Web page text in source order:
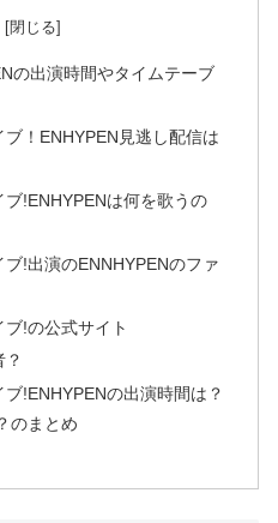
の出演時間やタイムテーブ
！ENHYPEN見逃し配信は
!ENHYPENは何を歌うの
!出演のENNHYPENのファ
!の公式サイト
？
!ENHYPENの出演時間は？
のまとめ